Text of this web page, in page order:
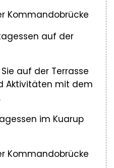
Kommandobrücke
auf der
auf der Terrasse
Aktivitäten mit dem
im Kuarup
Kommandobrücke